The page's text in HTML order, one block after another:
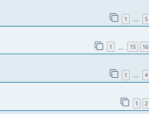
1 … 5
1 15 16
1 … 4
1 2